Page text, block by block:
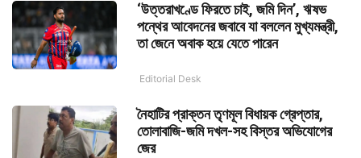
‘উত্তরাখণ্ডে ফিরতে চাই, জমি দিন’, ঋষভ
পন্থের আবেদনের জবাবে যা বললেন মুখ্যমন্ত্রী,
তা জেনে অবাক হয়ে যেতে পারেন
Editorial Desk
নৈহাটির প্রাক্তন তৃণমূল বিধায়ক গ্রেপ্তার,
তোলাবাজি-জমি দখল-সহ বিস্তর অভিযোগের
জের